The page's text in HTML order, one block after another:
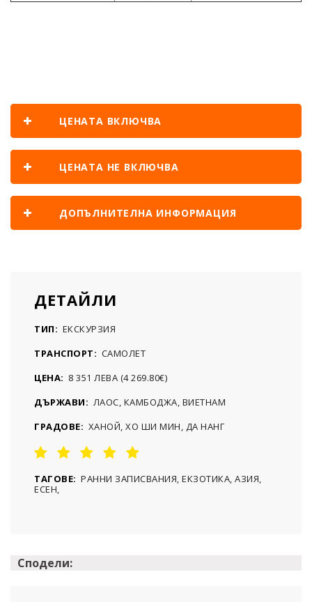
ЦЕНАТА ВКЛЮЧВА
ЦЕНАТА НЕ ВКЛЮЧВА
ДОПЪЛНИТЕЛНА ИНФОРМАЦИЯ
ДЕТАЙЛИ
ТИП: ЕКСКУРЗИЯ
ТРАНСПОРТ: САМОЛЕТ
ЦЕНА: 8 351 ЛЕВА (4 269.80€)
ДЪРЖАВИ: ЛАОС, КАМБОДЖА, ВИЕТНАМ
ГРАДОВЕ: ХАНОЙ, ХО ШИ МИН, ДА НАНГ
ТАГОВЕ: РАННИ ЗАПИСВАНИЯ, ЕКЗОТИКА, АЗИЯ,
ЕСЕН,
Сподели: